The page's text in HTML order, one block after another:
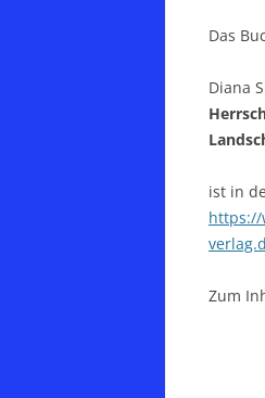
Das
Diana
ist in
https://
Zum